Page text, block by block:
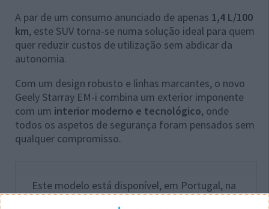
A par de um consumo anunciado de apenas 1,4 L/100
km, este SUV torna-se numa solução ideal para quem
quer reduzir custos de utilização sem abdicar da
autonomia.
Com um design robusto e linhas marcantes, o novo
Geely Starray EM-i combina um exterior imponente
com um interior moderno e tecnológico, onde
todos os aspetos de segurança foram pensados sem
qualquer compromisso.
Este modelo está disponível, em Portugal, na
versão PRO,a partir de 29.600 euros(+IVA).